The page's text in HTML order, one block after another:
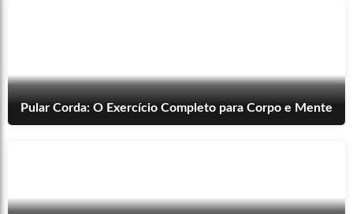
Pular Corda: O Exercício Completo para Corpo e Mente